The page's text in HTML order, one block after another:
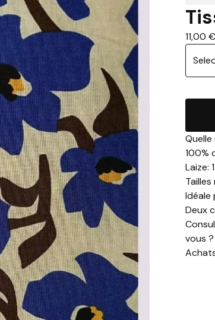
11,00 €
100%
Laize:
Idéale
Deux
vous ?